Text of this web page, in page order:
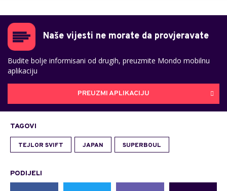
Naše vijesti ne morate da provjeravate
Budite bolje informisani od drugih, preuzmite Mondo mobilnu
aplikaciju
PREUZMI APLIKACIJU
TAGOVI
TEJLOR SVIFT JAPAN SUPERBOUL
PODIJELI